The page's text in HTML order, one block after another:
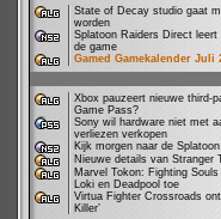
State of Decay studio gaat
worden
Splatoon Raiders Direct leert
de game
Gamed Gamekalender Juli
Xbox pauzeert nieuwe third-
Game Pass?
Sony wil hardware niet met
verliezen verkopen
Kijk morgen naar de
Nieuwe details van Stranger
Marvel Tokon: Fighting
Loki en Deadpool toe
Virtua Fighter Crossroads
Killer’